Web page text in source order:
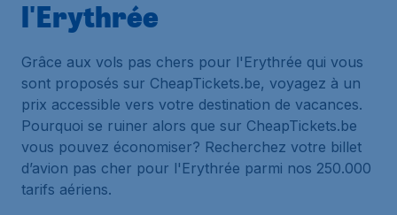
l'Erythrée
Grâce aux vols pas chers pour l'Erythrée qui vous
sont proposés sur CheapTickets.be, voyagez à un
prix accessible vers votre destination de vacances.
Pourquoi se ruiner alors que sur CheapTickets.be
vous pouvez économiser? Recherchez votre billet
d’avion pas cher pour l'Erythrée parmi nos 250.000
tarifs aériens.